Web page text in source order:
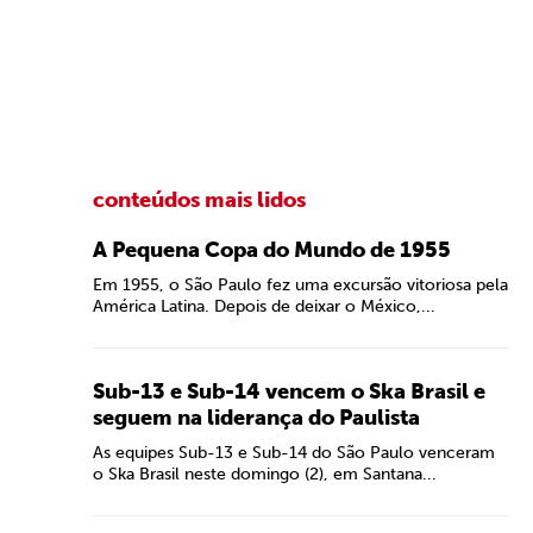
conteúdos mais lidos
A Pequena Copa do Mundo de 1955
Em 1955, o São Paulo fez uma excursão vitoriosa pela
América Latina. Depois de deixar o México,...
Sub-13 e Sub-14 vencem o Ska Brasil e
seguem na liderança do Paulista
As equipes Sub-13 e Sub-14 do São Paulo venceram
o Ska Brasil neste domingo (2), em Santana...